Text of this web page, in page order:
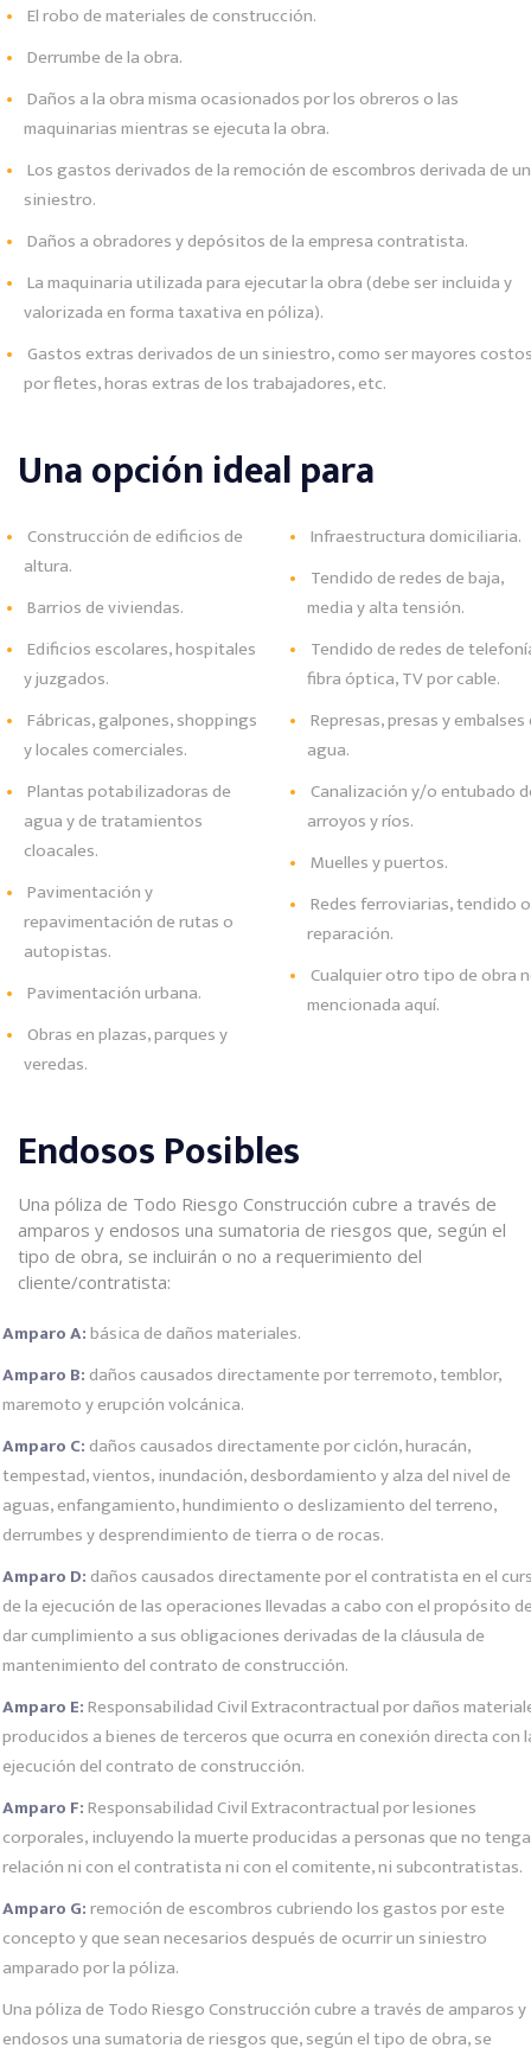
El robo de materiales de construcción.
Derrumbe de la obra.
Daños a la obra misma ocasionados por los obreros o las
maquinarias mientras se ejecuta la obra.
Los gastos derivados de la remoción de escombros derivada de un
siniestro.
Daños a obradores y depósitos de la empresa contratista.
La maquinaria utilizada para ejecutar la obra (debe ser incluida y
valorizada en forma taxativa en póliza).
Gastos extras derivados de un siniestro, como ser mayores
por fletes, horas extras de los trabajadores, etc.
Una opción ideal para
Construcción de edificios de
altura.
Barrios de viviendas.
Edificios escolares, hospitales
y juzgados.
Fábricas, galpones, shoppings
y locales comerciales.
Plantas potabilizadoras de
agua y de tratamientos
cloacales.
Pavimentación y
repavimentación de rutas o
autopistas.
Pavimentación urbana.
Obras en plazas, parques y
veredas.
Infraestructura domiciliaria.
Tendido de redes de baja,
media y alta tensión.
Tendido de redes de
fibra óptica, TV por cable.
Represas, presas y embalses
agua.
Canalización y/o entubado
arroyos y ríos.
Muelles y puertos.
Redes ferroviarias, tendido o
reparación.
Cualquier otro tipo de obra
mencionada aquí.
Endosos Posibles
Una póliza de Todo Riesgo Construcción cubre a través de
amparos y endosos una sumatoria de riesgos que, según el
tipo de obra, se incluirán o no a requerimiento del
cliente/contratista:
Amparo A:básica de daños materiales.
Amparo B:daños causados directamente por terremoto, temblor,
maremoto y erupción volcánica.
Amparo C:daños causados directamente por ciclón, huracán,
tempestad, vientos, inundación, desbordamiento y alza del nivel de
aguas, enfangamiento, hundimiento o deslizamiento del terreno,
derrumbes y desprendimiento de tierra o de rocas.
Amparo D:daños causados directamente por el contratista en el
de la ejecución de las operaciones llevadas a cabo con el propósito
dar cumplimiento a sus obligaciones derivadas de la cláusula de
mantenimiento del contrato de construcción.
Amparo E:Responsabilidad Civil Extracontractual por daños
producidos a bienes de terceros que ocurra en conexión directa con
ejecución del contrato de construcción.
Amparo F:Responsabilidad Civil Extracontractual por lesiones
corporales, incluyendo la muerte producidas a personas que no
relación ni con el contratista ni con el comitente, ni subcontratistas.
Amparo G:remoción de escombros cubriendo los gastos por este
concepto y que sean necesarios después de ocurrir un siniestro
amparado por la póliza.
Una póliza de Todo Riesgo Construcción cubre a través de amparos y
endosos una sumatoria de riesgos que, según el tipo de obra, se